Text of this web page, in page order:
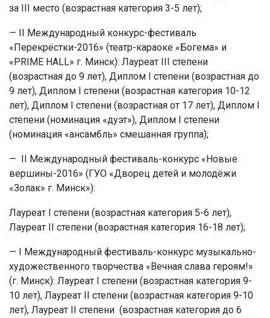
за III место (возрастная категория 3-5 лет);
— II Международный конкурс-фестиваль
«Перекрёстки-2016» (театр-караоке «Богема» и
«PRIME HALL» г. Минск): Лауреат III степени
(возрастная до 9 лет), Диплом I степени (возрастная до
9 лет), Диплом I степени (возрастная категория 10-12
лет), Диплом I степени (возрастная от 17 лет), Диплом I
степени (номинация «дуэт»), Диплом I степени
(номинация «ансамбль» смешанная группа);
— II Международный фестиваль-конкурс «Новые
вершины-2016» (ГУО «Дворец детей и молодёжи
«Золак» г. Минск»):
Лауреат I степени (возрастная категория 5-6 лет),
Лауреат II степени (возрастная категория 16-18 лет);
— I Международный фестиваль-конкурс музыкально-
художественного творчества «Вечная слава героям!»
(г. Минск): Лауреат I степени (возрастная категория 9-
10 лет), Лауреат II степени (возрастная категория 9-10
лет), Лауреат II степени (возрастная категория до 6